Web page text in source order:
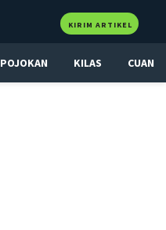
KIRIM ARTIKEL
POJOKAN KILAS CUAN